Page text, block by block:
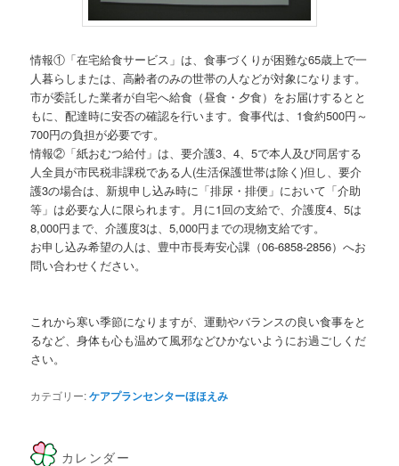
情報①「在宅給食サービス」は、食事づくりが困難な65歳上で一
人暮らしまたは、高齢者のみの世帯の人などが対象になります。
市が委託した業者が自宅へ給食（昼食・夕食）をお届けするとと
もに、配達時に安否の確認を行います。食事代は、1食約500円～
700円の負担が必要です。
情報②「紙おむつ給付」は、要介護3、4、5で本人及び同居する
人全員が市民税非課税である人(生活保護世帯は除く)但し、要介
護3の場合は、新規申し込み時に「排尿・排便」において「介助
等」は必要な人に限られます。月に1回の支給で、介護度4、5は
8,000円まで、介護度3は、5,000円までの現物支給です。
お申し込み希望の人は、豊中市長寿安心課（06-6858-2856）へお
問い合わせください。
これから寒い季節になりますが、運動やバランスの良い食事をと
るなど、身体も心も温めて風邪などひかないようにお過ごしくだ
さい。
カテゴリー:ケアプランセンターほほえみ
カレンダー